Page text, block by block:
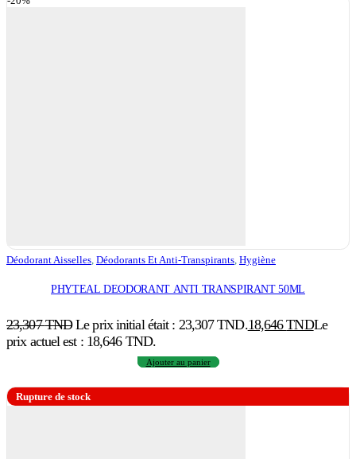
Déodorant Aisselles, Déodorants Et Anti-Transpirants, Hygiène
PHYTEAL DEODORANT ANTI TRANSPIRANT 50ML
23,307TND Le prix initial était : 23,307 TND.18,646TNDLe
prix actuel est : 18,646 TND.
Ajouter au panier
Rupture de stock